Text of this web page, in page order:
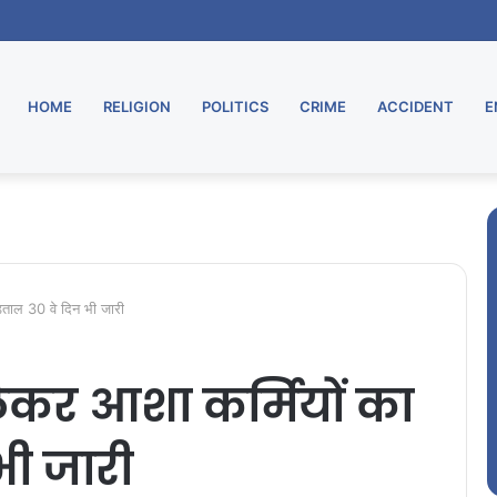
HOME RELIGION POLITICS CRIME ACCIDENT
30 वे दिन भी जारी
आशा कर्मियों का
जारी